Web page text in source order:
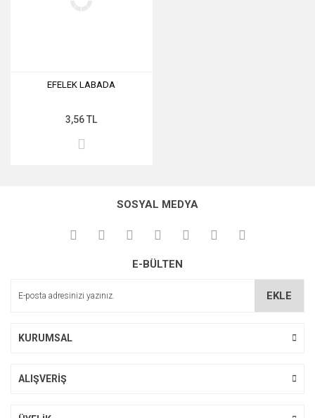
EFELEK LABADA
3,56 TL
SOSYAL MEDYA
E-BÜLTEN
EKLE
KURUMSAL
ALIŞVERİŞ